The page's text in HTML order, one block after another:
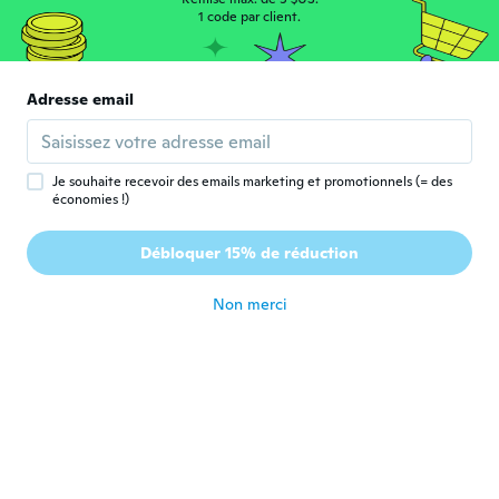
M Inscrit depuis 2018
il y a 6 ans
S Shawna
Inscrit depuis 2018 · 353
marisol
Inscrit depuis 2017 · 6 avis
1 code par client.
Adresse email
Je souhaite recevoir des emails marketing et promotionnels (= des
économies !)
Débloquer 15% de réduction
Non merci